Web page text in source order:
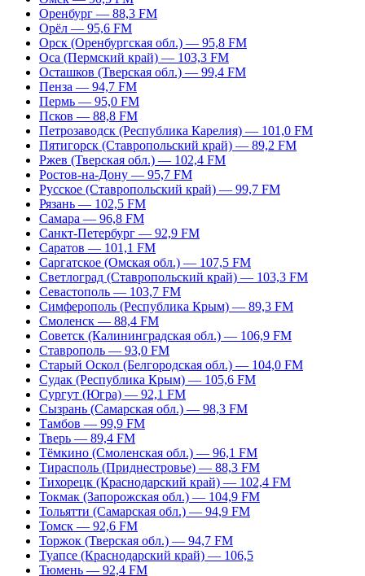
Оренбург — 88,3 FM
Орёл — 95,6 FM
Орск (Оренбургская обл.) — 95,8 FM
Оса (Пермский край) — 103,3 FM
Осташков (Тверская обл.) — 99,4 FM
Пенза — 94,7 FM
Пермь — 95,0 FM
Псков — 88,8 FM
Петрозаводск (Республика Карелия) — 101,0 FM
Пятигорск (Ставропольский край) — 89,2 FM
Ржев (Тверская обл.) — 102,4 FM
Ростов-на-Дону — 95,7 FM
Русское (Ставропольский край) — 99,7 FM
Рязань — 102,5 FM
Самара — 96,8 FM
Санкт-Петербург — 92,9 FM
Саратов — 101,1 FM
Саргатское (Омская обл.) — 107,5 FM
Светлоград (Ставропольский край) — 103,3 FM
Севастополь — 103,7 FM
Симферополь (Республика Крым) — 89,3 FM
Смоленск — 88,4 FM
Советск (Калининградская обл.) — 106,9 FM
Ставрополь — 93,0 FM
Старый Оскол (Белгородская обл.) — 104,0 FM
Судак (Республика Крым) — 105,6 FM
Сургут (Югра) — 92,1 FM
Сызрань (Самарская обл.) — 98,3 FM
Тамбов — 99,9 FM
Тверь — 89,4 FM
Тёмкино (Смоленская обл.) — 96,1 FM
Тирасполь (Приднестровье) — 88,3 FM
Тихорецк (Краснодарский край) — 102,4 FM
Токмак (Запорожская обл.) — 104,9 FM
Тольятти (Самарская обл.) — 94,9 FM
Томск — 92,6 FM
Торжок (Тверская обл.) — 94,7 FM
Туапсе (Краснодарский край) — 106,5
Тюмень — 92,4 FM